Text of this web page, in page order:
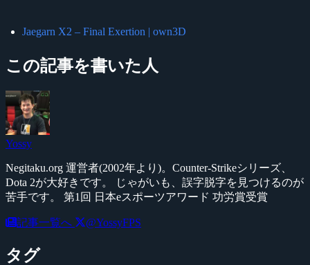
Jaegarn X2 – Final Exertion | own3D
この記事を書いた人
Yossy
Negitaku.org 運営者(2002年より)。Counter-Strikeシリーズ、
Dota 2が大好きです。 じゃがいも、誤字脱字を見つけるのが
苦手です。 第1回 日本eスポーツアワード 功労賞受賞
記事一覧へ @YossyFPS
タグ